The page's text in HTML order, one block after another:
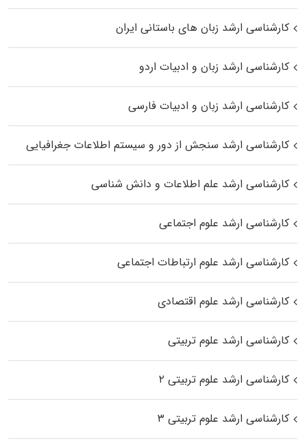
کارشناسی ارشد زبان‌ های باستانی ایران
کارشناسی ارشد زبان و ادبیات اردو
کارشناسی ارشد زبان و ادبیات فارسی
کارشناسی ارشد سنجش از دور و سیستم اطلاعات جغرافیایی
کارشناسی ارشد علم اطلاعات و دانش شناسی
کارشناسی ارشد علوم اجتماعی
کارشناسی ارشد علوم ارتباطات اجتماعی
کارشناسی ارشد علوم اقتصادی
کارشناسی ارشد علوم تربیتی
کارشناسی ارشد علوم تربیتی ۲
کارشناسی ارشد علوم تربیتی ۳